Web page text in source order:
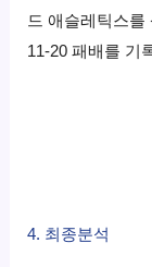
드 애슬레틱스를
11-20 패배를 기
4. 최종분석